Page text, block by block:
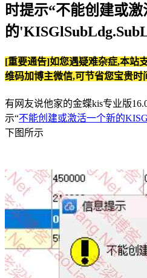
时提示“不能创建或
的
[重要通告]如您遇疑难杂症,本站
维码加博主微信,可节省您宝贵时
有网友说他家的金蝶kis专业版
示“不能创建或激活一个新的
下图所示